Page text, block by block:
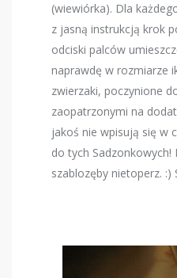
(wiewiórka). Dla
z jasną instrukcją krok
odciski palców
naprawdę w rozmiarze
zwierzaki, poczynione
zaopatrzonymi na
jakoś nie wpisują się w
do tych
szablozęby nietoperz. :)